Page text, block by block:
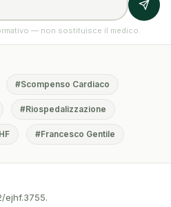
— non sostituisce il medico.
#Scompenso Cardiaco
#Riospedalizzazione
#Francesco Gentile
ejhf.3755.